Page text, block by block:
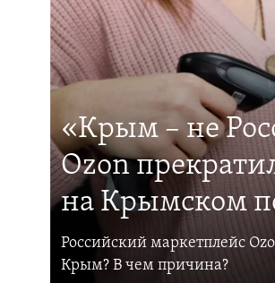
«Крым – не
Ozon
на Крымском
Российский маркетплейс
Крым? В чем причина?